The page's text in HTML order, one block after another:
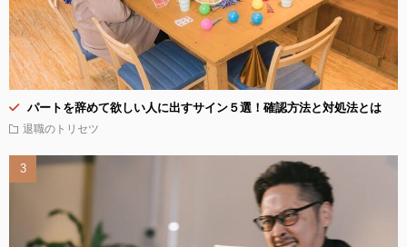
パートを辞めて欲しい人に出すサイン５選！確認方法と対処法とは
退職のトリセツ